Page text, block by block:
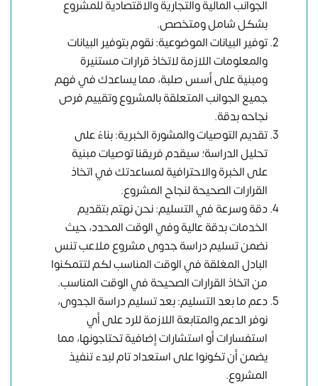
الجوانب المالية والتجارية والاقتصادية للمشروع
بشكل شامل ومتخصص.
توفير البيانات الموضوعية: نقوم بتوفير البيانات
والمعلومات اللازمة لاتخاذ قرارات مستنيرة
ومبنية على أسس صلبة، مما يساعدك في فهم
جميع الجوانب المتعلقة بالمشروع وتقييم فرص
نجاحه بدقة.
تقديم التوصيات والمشورة الخبرية: بناءً على
تحليل الدراسة؛ سيقدم فريقنا توصيات مبنية
على الخبرة والاحترافية لمساعدتك في اتخاذ
القرارات الصحيحة لنجاح المشروع.
دقة وسرعة في التسليم: نحن نهتم بتقديم
الخدمات بدقة عالية وفي الوقت المحدد، حيث
نضمن تسليم دراسة جدوى مشروع ملاعب تنس
البادل المغلقة في الوقت المناسب لكم لتتمكنوا
من اتخاذ القرارات الصحيحة في الوقت المناسب.
دعم ما بعد التسليم: بعد تسليم دراسة الجدوى،
نوفر الدعم والمتابعة اللازمة للرد على أي
استفسارات أو استشارات إضافية تحتاجونها، مما
يضمن أن تكونوا على استعداد تام لبدء تنفيذ
المشروع.